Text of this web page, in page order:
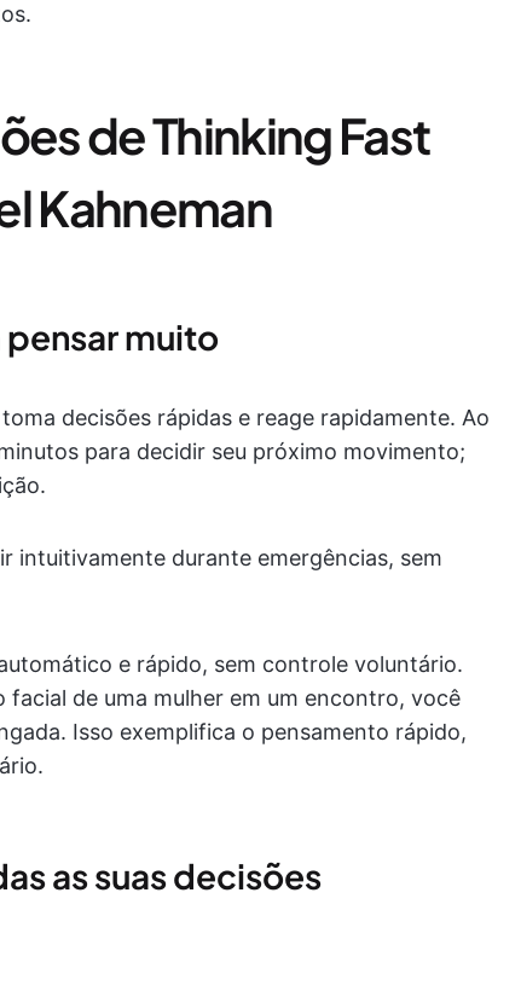
de Thinking Fast
Kahneman
muito
decisões rápidas e reage rapidamente. Ao
para decidir seu próximo movimento;
intuitivamente durante emergências, sem
e rápido, sem controle voluntário.
facial de uma mulher em um encontro, você
Isso exemplifica o pensamento rápido,
as suas decisões